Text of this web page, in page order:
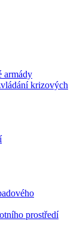
armády
krizových
prostředí